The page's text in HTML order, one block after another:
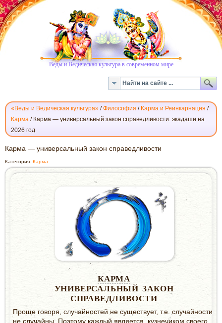
Веды и Ведическая культура в современном мире
«Веды и Ведическая культура» /Философия / Карма и Реинкарнация /
Карма / Карма — универсальный закон справедливости: экадаши на
2026 год
КАРМА
—
УНИВЕРСАЛЬНЫЙ
ЗАКОН
СПРАВЕДЛИВОСТИ
Карма — универсальный закон справедливости
Категория: Карма
КАРМА
УНИВЕРСАЛЬНЫЙ ЗАКОН
СПРАВЕДЛИВОСТИ
Проще говоря, случайностей не существует, т.е. случайности
не случайны. Поэтому каждый является кузнечиком своего